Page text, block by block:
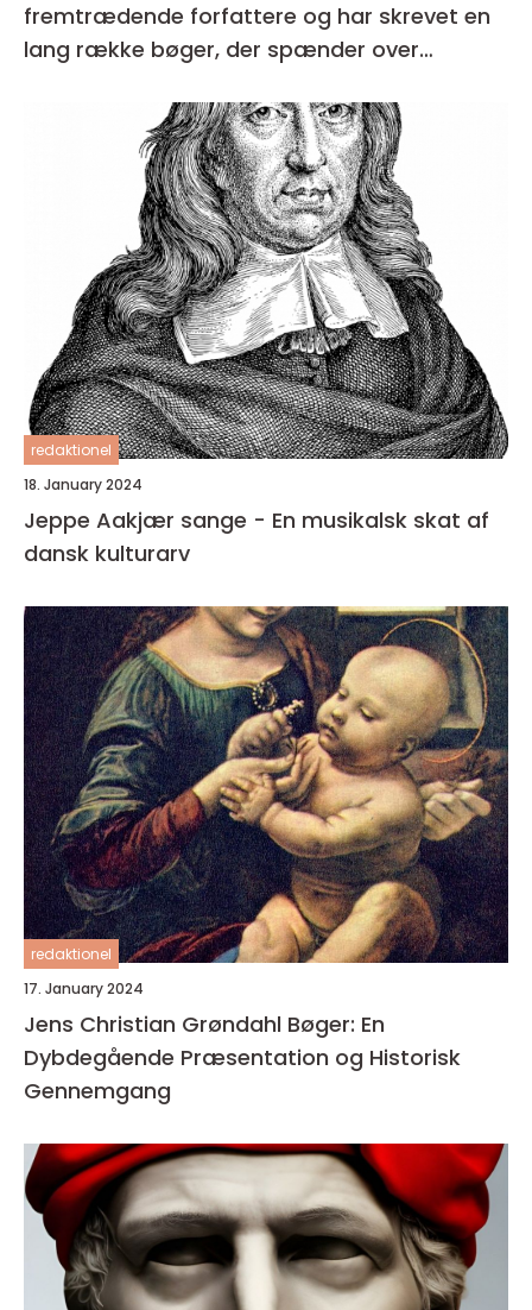
fremtrædende forfattere og har skrevet en
lang række bøger, der spænder over
redaktionel
18. January 2024
Jeppe Aakjær sange - En musikalsk skat af
dansk kulturarv
redaktionel
17. January 2024
Jens Christian Grøndahl Bøger: En
Dybdegående Præsentation og Historisk
Gennemgang